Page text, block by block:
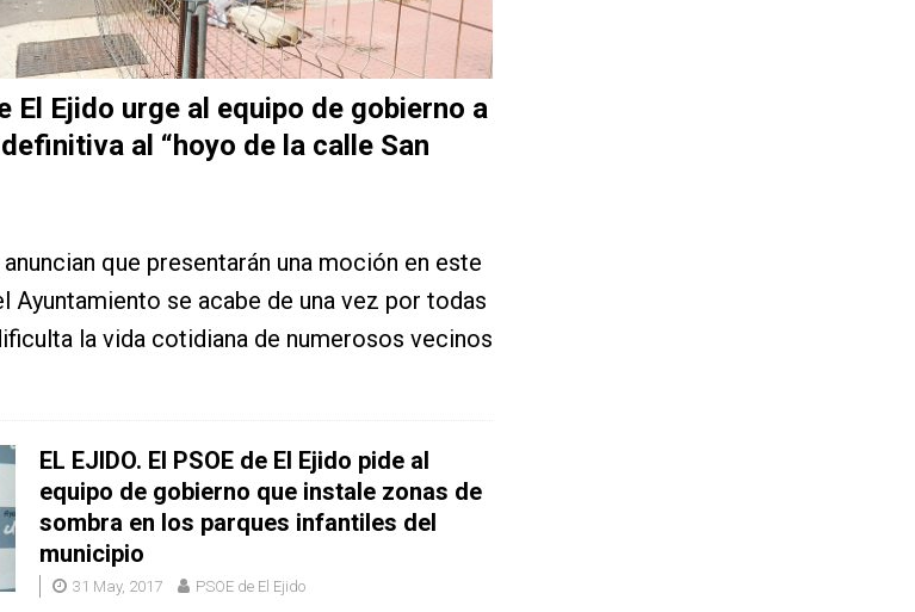
El Ejido urge al equipo de gobierno a
al “hoyo de la calle San
que presentarán una moción en este
Ayuntamiento se acabe de una vez por todas
la vida cotidiana de numerosos vecinos
EL EJIDO. El PSOE de El Ejido pide al
equipo de gobierno que instale zonas de
sombra en los parques infantiles del
municipio
31 May, 2017 PSOE de El Ejido